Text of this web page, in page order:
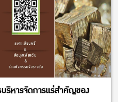
ฤศจิกายน 2568 เวลา 12.00
ะคะ
ริหารจัดการแร่สำคัญของ